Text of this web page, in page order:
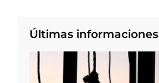
Últimas informaciones